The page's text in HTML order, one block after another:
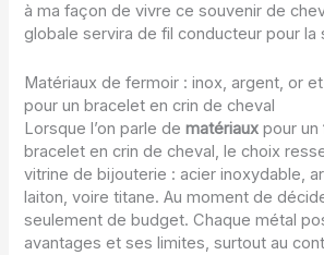
à ma façon de vivre ce souvenir de
globale servira de fil conducteur pour la
Matériaux de fermoir : inox, argent, or
pour un bracelet en crin de cheval
Lorsque l’on parle dematériaux pour un
bracelet en crin de cheval, le choix
vitrine de bijouterie : acier inoxydable,
laiton, voire titane. Au moment de
seulement de budget. Chaque métal
avantages et ses limites, surtout au